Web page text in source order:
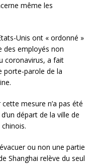
même les
Unis ont « ordonné »
des employés non
coronavirus, a fait
porte-parole de la
mesure n’a pas été
départ de la ville de
ou non une partie
Shanghai relève du seul